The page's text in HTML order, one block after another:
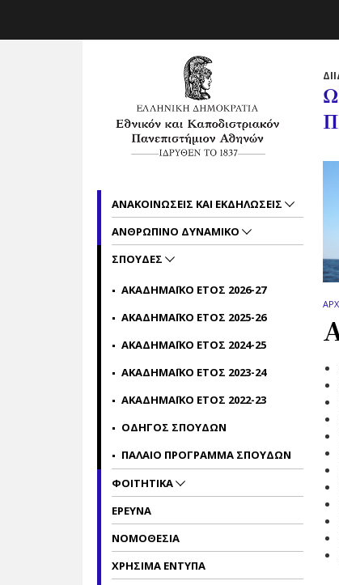
ΑΝΑΚΟΙΝΩΣΕΙΣ ΚΑΙ ΕΚΔΗΛΩΣΕΙΣ
ΑΝΘΡΩΠΙΝΟ ΔΥΝΑΜΙΚΟ
ΣΠΟΥΔΕΣ
ΑΚΑΔΗΜΑΪΚΟ ΕΤΟΣ 2026-27
ΑΚΑΔΗΜΑΪΚΟ ΕΤΟΣ 2025-26
ΑΚΑΔΗΜΑΪΚΟ ΕΤΟΣ 2024-25
ΑΚΑΔΗΜΑΪΚΟ ΕΤΟΣ 2023-24
ΑΚΑΔΗΜΑΪΚΟ ΕΤΟΣ 2022-23
ΟΔΗΓΟΣ ΣΠΟΥΔΩΝ
ΠΑΛΑΙΟ ΠΡΟΓΡΑΜΜΑ ΣΠΟΥΔΩΝ
ΦΟΙΤΗΤΙΚΑ
ΕΡΕΥΝΑ
ΝΟΜΟΘΕΣΙΑ
ΧΡΗΣΙΜΑ ΕΝΤΥΠΑ